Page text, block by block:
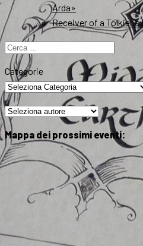
Arda»
Receiver of a
Ricerca
per:
Categorie
Mappa dei prossimi eventi: